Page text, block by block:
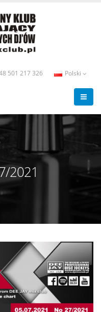
501 217 326 Polski
2021